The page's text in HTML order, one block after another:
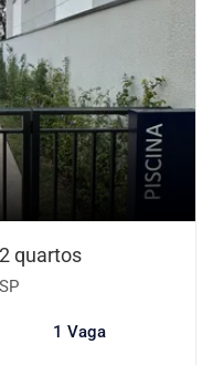
quartos
1 Vaga